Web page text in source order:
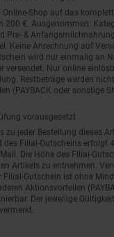
Shop auf das
200 €. Ausgenommen:
Pre- &
Keine Anrechnung auf
wird nur einmalig an
versendet. Nur online
Restbeträge werden
(PAYBACK oder sonstige
vorausgesetzt
zu jeder Bestellung dieses
des Filial-Gutscheins erfolgt
Die Höhe des Filial-
Artikels zu entnehmen.
Filial-Gutschein ist ohne
Aktionsvorteilen
Der jeweilige